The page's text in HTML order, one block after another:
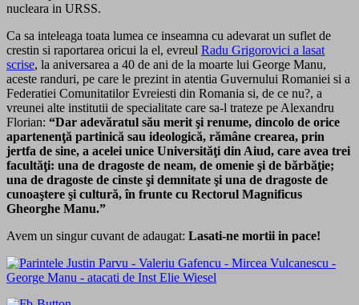
nucleara in URSS.
Ca sa inteleaga toata lumea ce inseamna cu adevarat un suflet de
crestin si raportarea oricui la el, evreul Radu Grigorovici a lasat
scrise, la aniversarea a 40 de ani de la moarte lui George Manu,
aceste randuri, pe care le prezint in atentia Guvernului Romaniei si a
Federatiei Comunitatilor Evreiesti din Romania si, de ce nu?, a
vreunei alte institutii de specialitate care sa-l trateze pe Alexandru
Florian: “Dar adevăratul său merit şi renume, dincolo de orice
apartenenţă partinică sau ideologică, rămâne crearea, prin
jertfa de sine, a acelei unice Universităţi din Aiud, care avea trei
facultăţi: una de dragoste de neam, de omenie şi de bărbăţie;
una de dragoste de cinste şi demnitate şi una de dragoste de
cunoaştere şi cultură, în frunte cu Rectorul Magnificus
Gheorghe Manu.”
Avem un singur cuvant de adaugat: Lasati-ne mortii in pace!